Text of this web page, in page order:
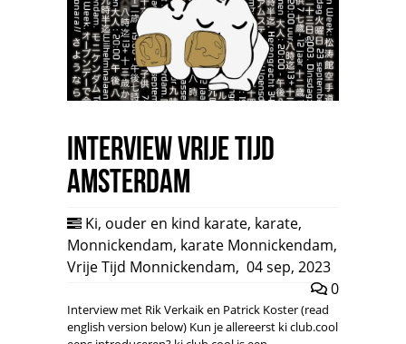
Interview Vrije Tijd
Amsterdam
Ki, ouder en kind karate, karate,
Monnickendam, karate Monnickendam,
Vrije Tijd Monnickendam, 04 sep, 2023
0
Interview met Rik Verkaik en Patrick Koster (read
english version below) Kun je allereerst ki club.cool